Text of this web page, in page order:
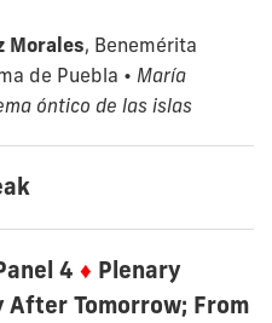
Morales, Benemérita
de Puebla • María
óntico de las islas
4 ♦ Plenary
After Tomorrow; From